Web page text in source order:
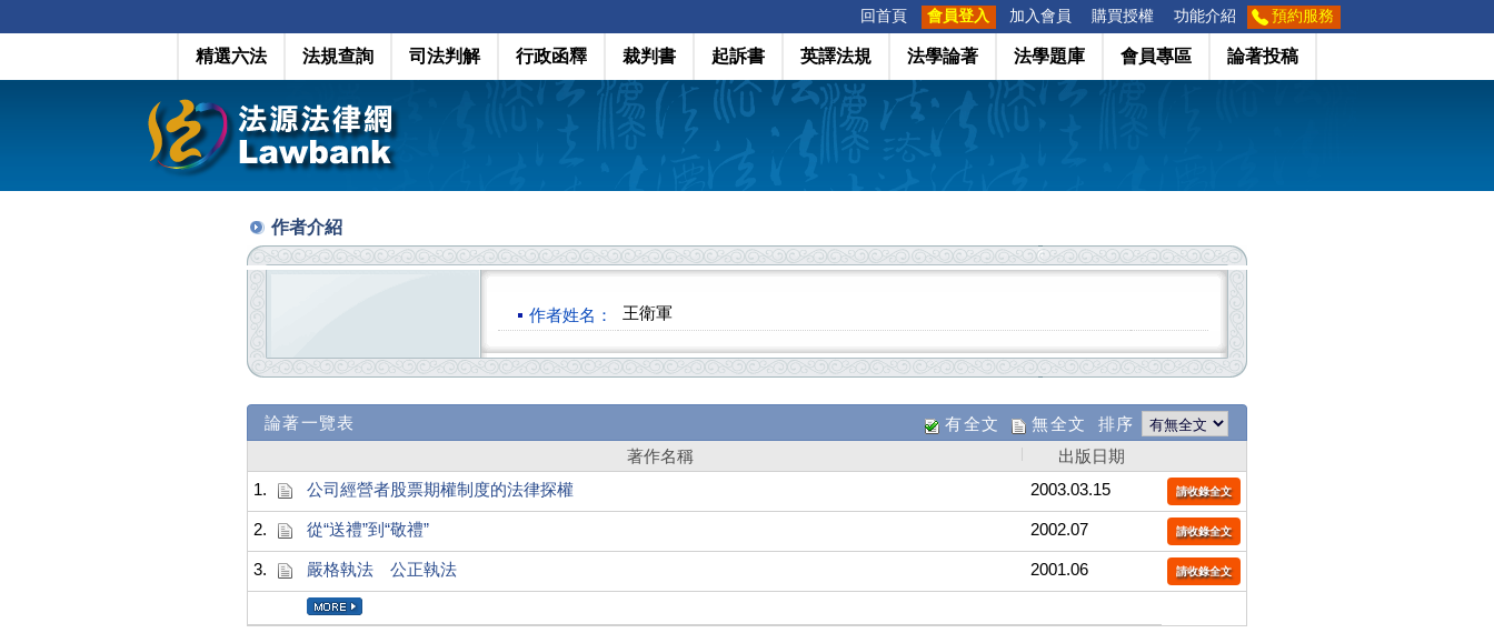
回首頁 會員登入 加入會員 購買授權 功能介紹 預約服務
精選六法 法規查詢 司法判解 行政函釋 裁判書 起訴書 英譯法規 法學論著 法學題庫 會員專區 論著投稿
作者介紹
作者姓名： 王衛軍
論著一覽表 有全文 無全文 排序
著作名稱
出版日期
1.
公司經營者股票期權制度的法律探權 2003.03.15 請收錄全文
2. 從“送禮”到“敬禮” 2002.07 請收錄全文
3. 嚴格執法 公正執法 2001.06 請收錄全文